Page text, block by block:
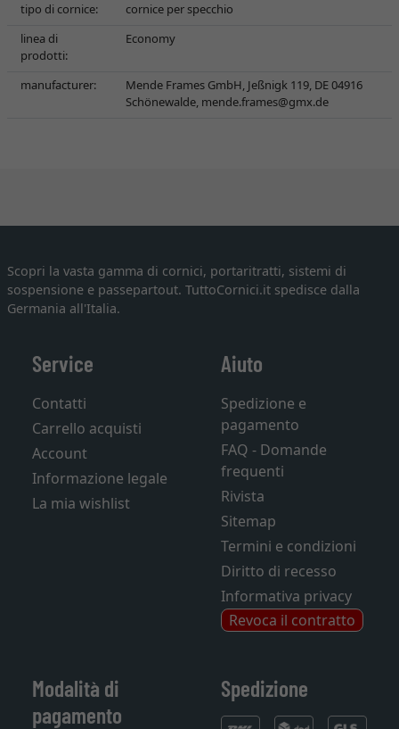
tipo di cornice:
cornice per specchio
linea di
prodotti:
Economy
manufacturer:
Mende Frames GmbH, Jeßnigk 119, DE 04916
Schönewalde, mende.frames@gmx.de
Scopri la vasta gamma di cornici, portaritratti, sistemi di
sospensione e passepartout. TuttoCornici.it spedisce dalla
Germania all'Italia.
Service
Contatti
Carrello acquisti
Account
Informazione legale
La mia wishlist
Aiuto
Spedizione e
pagamento
FAQ - Domande
frequenti
Rivista
Sitemap
Termini e condizioni
Diritto di recesso
Informativa privacy
Revoca il contratto
Modalità di
pagamento
Spedizione